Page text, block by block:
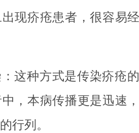
现疥疮患者，很容易
这种方式是传染疥疮
，本病传播更是迅速
行列。